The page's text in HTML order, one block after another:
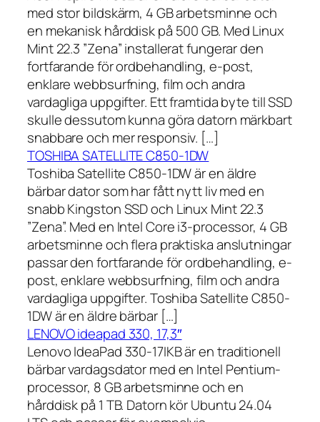
med stor bildskärm, 4 GB arbetsminne och
en mekanisk hårddisk på 500 GB. Med Linux
Mint 22.3 ”Zena” installerat fungerar den
fortfarande för ordbehandling, e-post,
enklare webbsurfning, film och andra
vardagliga uppgifter. Ett framtida byte till SSD
skulle dessutom kunna göra datorn märkbart
snabbare och mer responsiv. […]
TOSHIBA SATELLITE C850-1DW
Toshiba Satellite C850-1DW är en äldre
bärbar dator som har fått nytt liv med en
snabb Kingston SSD och Linux Mint 22.3
”Zena”. Med en Intel Core i3-processor, 4 GB
arbetsminne och flera praktiska anslutningar
passar den fortfarande för ordbehandling, e-
post, enklare webbsurfning, film och andra
vardagliga uppgifter. Toshiba Satellite C850-
1DW är en äldre bärbar […]
LENOVO ideapad 330, 17,3″
Lenovo IdeaPad 330-17IKB är en traditionell
bärbar vardagsdator med en Intel Pentium-
processor, 8 GB arbetsminne och en
hårddisk på 1 TB. Datorn kör Ubuntu 24.04